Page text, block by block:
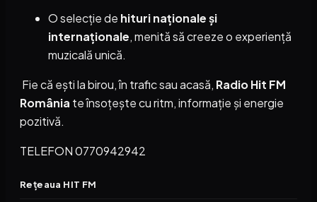
O selecție de hituri naționale și
internaționale, menită să creeze o experiență
muzicală unică.
Fie că ești la birou, în trafic sau acasă, Radio Hit FM
România te însoțește cu ritm, informație și energie
pozitivă.
TELEFON 0770942942
Rețeaua HIT FM